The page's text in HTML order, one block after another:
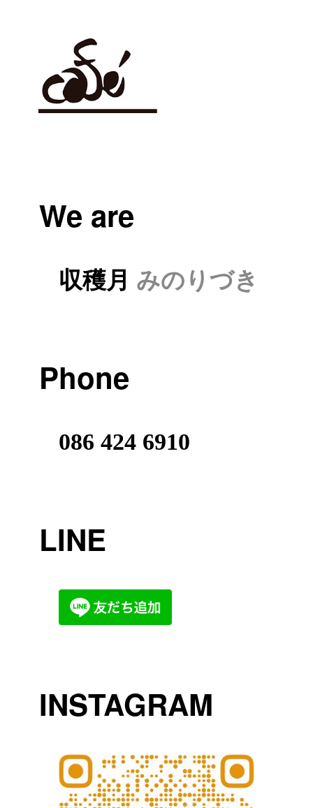
We are
収穫月 みのりづき
Phone
086 424 6910
LINE
INSTAGRAM